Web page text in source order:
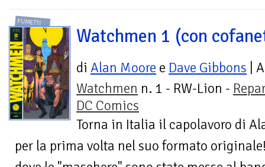
FUMETTI
Watchmen 1 (con
di Alan Moore e Dave Gibbons |
Watchmen n. 1 - RW-Lion -
DC Comics
Torna in Italia il capolavoro di
per la prima volta nel suo formato